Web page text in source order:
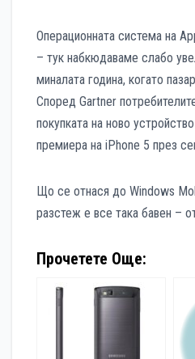
Операционната система на
– тук набкюдаваме слабо
миналата година, когато
Според Gartner
покупката на ново
премиера на iPhone 5 през
Що се отнася до Windows
разстеж е все така бавен –
Прочетете Още: